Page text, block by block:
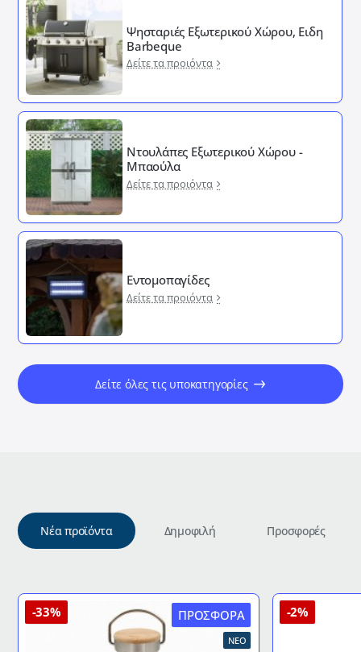
Ψησταριές Εξωτερικού Χώρου, Ειδη
Barbeque
Δείτε τα προιόντα
Ντουλάπες Εξωτερικού Χώρου -
Μπαούλα
Δείτε τα προιόντα
Εντομοπαγίδες
Δείτε τα προιόντα
Δείτε όλες τις υποκατηγορίες
Νέα προϊόντα Δημοφιλή Προσφορές
ΠΡΟΣΦΟΡΆ
ΝΈΟ
-33% -2%